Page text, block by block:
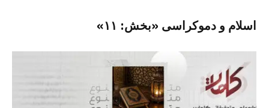
اسلام و دموکراسی «بخش: ۱۱»